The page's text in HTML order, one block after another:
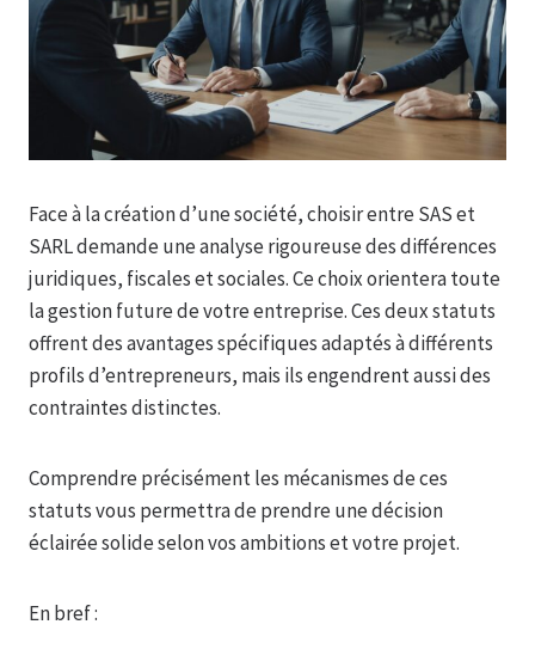
Face à la création d’une société, choisir entre SAS et
SARL demande une analyse rigoureuse des différences
juridiques, fiscales et sociales. Ce choix orientera toute
la gestion future de votre entreprise. Ces deux statuts
offrent des avantages spécifiques adaptés à différents
profils d’entrepreneurs, mais ils engendrent aussi des
contraintes distinctes.
Comprendre précisément les mécanismes de ces
statuts vous permettra de prendre une décision
éclairée solide selon vos ambitions et votre projet.
En bref :